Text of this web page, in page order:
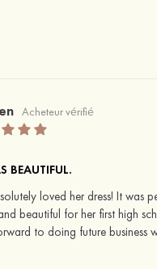
Acheteur vérifié
BEAUTIFUL.
loved her dress! It was
beautiful for her first high
to doing future business